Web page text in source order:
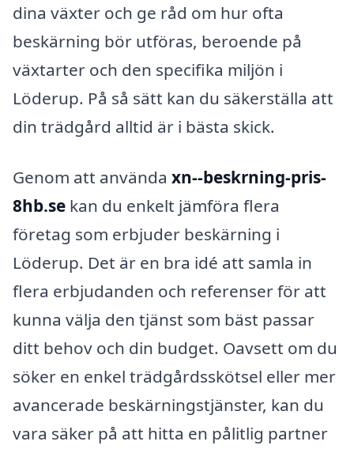
dina växter och ge råd om hur ofta
beskärning bör utföras, beroende på
växtarter och den specifika miljön i
Löderup. På så sätt kan du säkerställa att
din trädgård alltid är i bästa skick.
Genom att använda xn--beskrning-pris-
8hb.se kan du enkelt jämföra flera
företag som erbjuder beskärning i
Löderup. Det är en bra idé att samla in
flera erbjudanden och referenser för att
kunna välja den tjänst som bäst passar
ditt behov och din budget. Oavsett om du
söker en enkel trädgårdsskötsel eller mer
avancerade beskärningstjänster, kan du
vara säker på att hitta en pålitlig partner